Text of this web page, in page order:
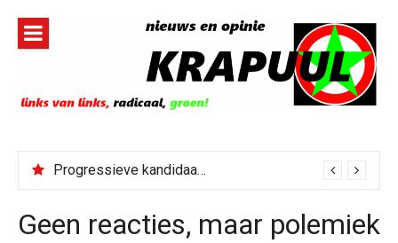
inhoud
Progressieve kandidaat El-Sayed senaatskandidaat Michigan
Geen reacties, maar polemiek